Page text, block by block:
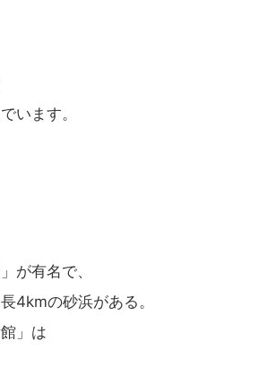
います。
が有名で、
4kmの砂浜がある。
」は